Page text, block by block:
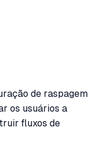
de raspagem
os usuários a
fluxos de